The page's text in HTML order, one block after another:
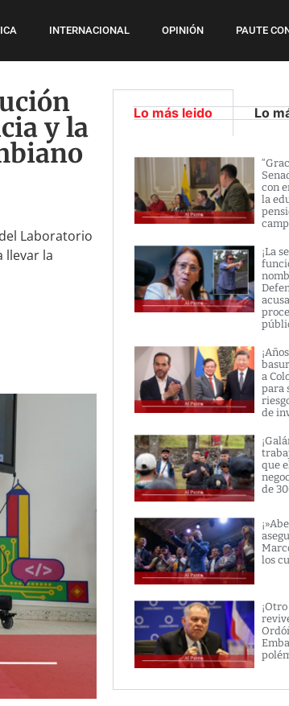
INTERNACIONAL OPINIÓN PAUTE
y la
Laboratorio
llevar la
Lo más leido Lo
con
la
¡La
a
para
de
que
de
los